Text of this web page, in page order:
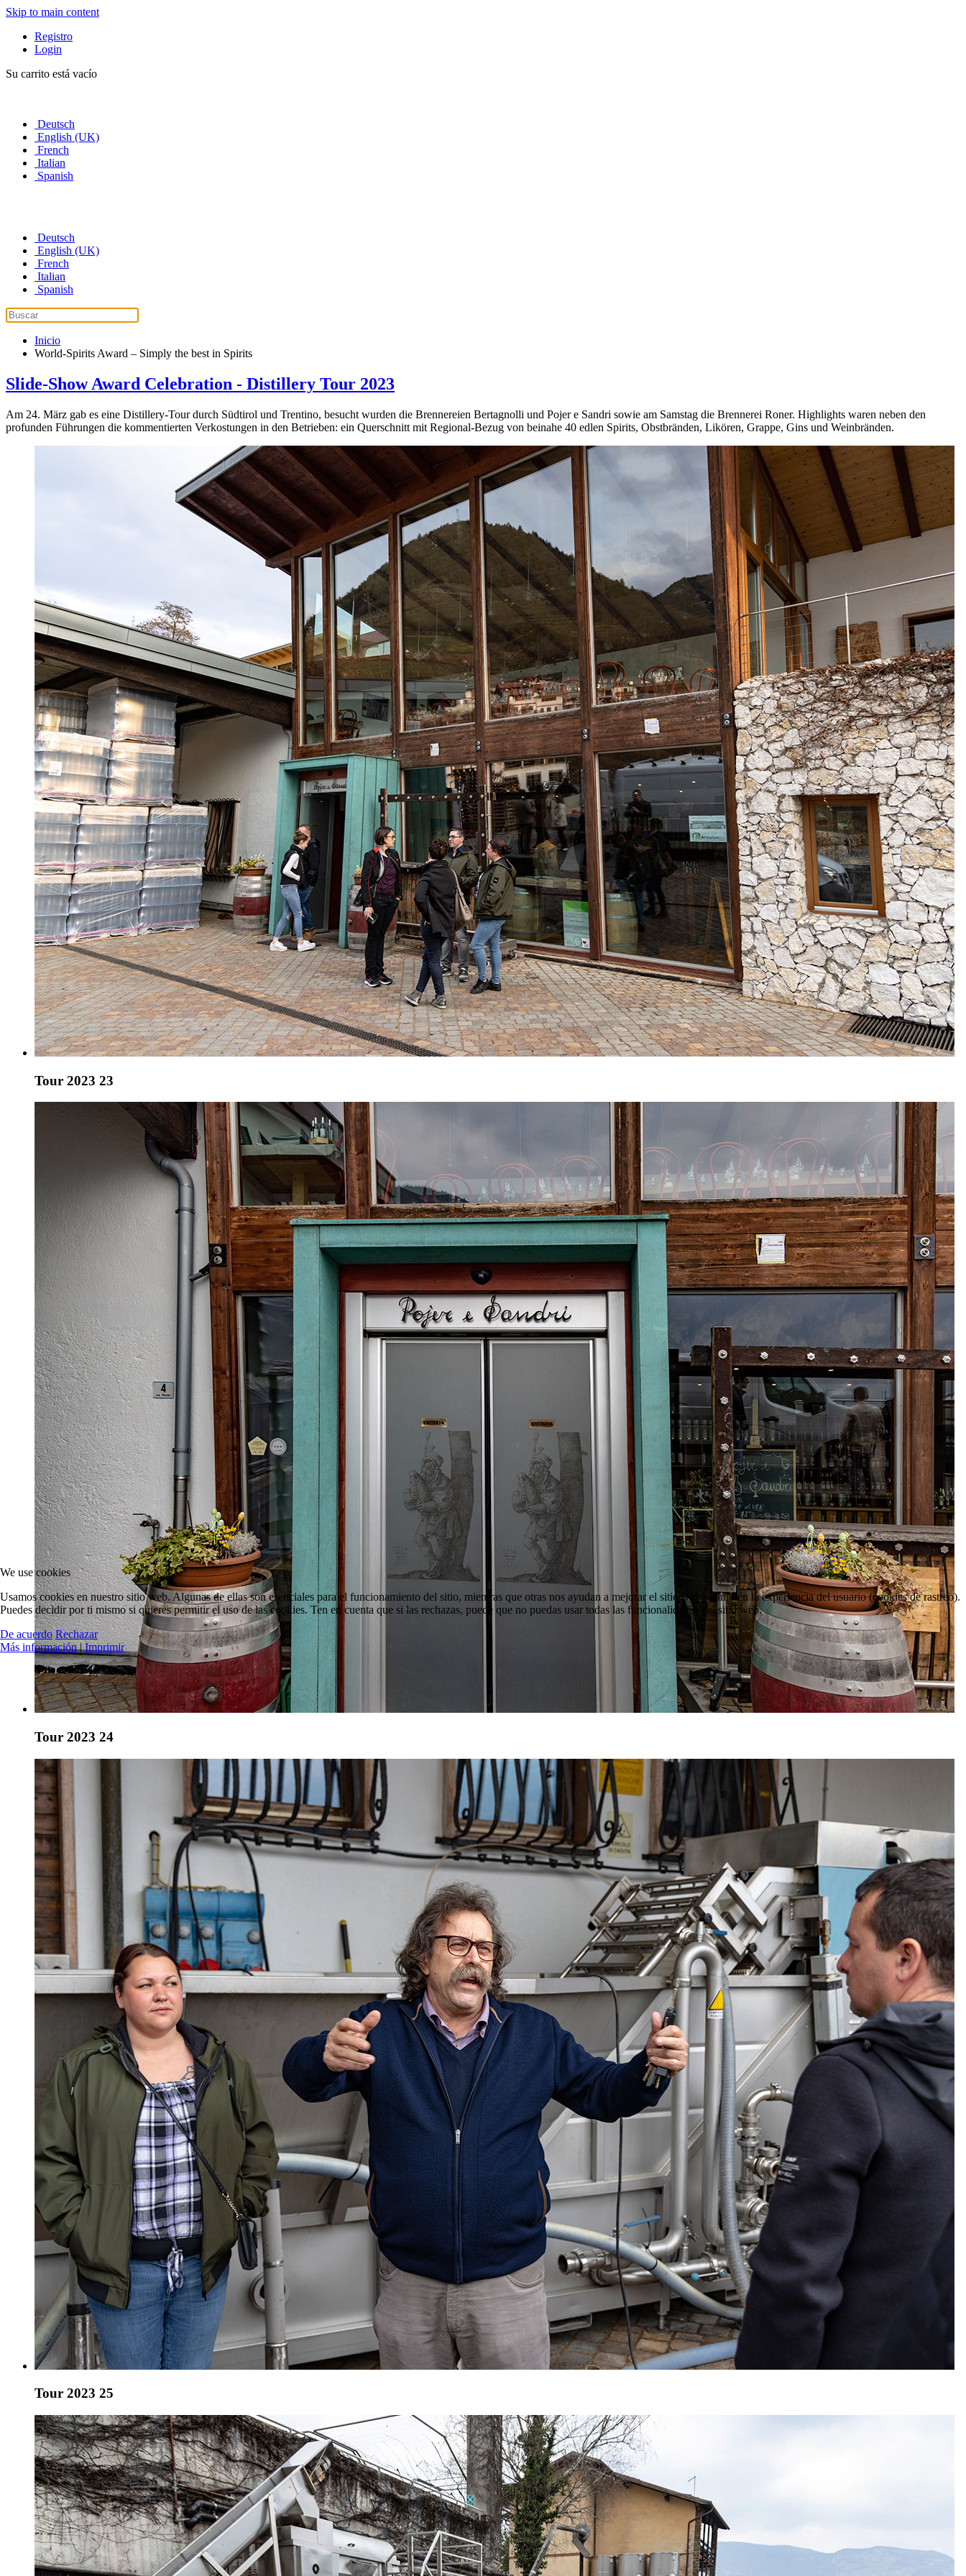
Skip to main content
Registro
Login
Su carrito está vacío
Deutsch
English (UK)
French
Italian
Spanish
Deutsch
English (UK)
French
Italian
Spanish
Inicio
World-Spirits Award – Simply the best in Spirits
Slide-Show Award Celebration - Distillery Tour 2023
Am 24. März gab es eine Distillery-Tour durch Südtirol und Trentino, besucht wurden die Brennereien Bertagnolli und Pojer e Sandri sowie am Samstag die Brennerei Roner. Highlights waren neben den
profunden Führungen die kommentierten Verkostungen in den Betrieben: ein Querschnitt mit Regional-Bezug von beinahe 40 edlen Spirits, Obstbränden, Likören, Grappe, Gins und Weinbränden.
Tour 2023 23
Tour 2023 24
Tour 2023 25
We use cookies
Usamos cookies en nuestro sitio web. Algunas de ellas son esenciales para el funcionamiento del sitio, mientras que otras nos ayudan a mejorar el sitio web y también la experiencia del usuario (cookies de rastreo).
Puedes decidir por ti mismo si quieres permitir el uso de las cookies. Ten en cuenta que si las rechazas, puede que no puedas usar todas las funcionalidades del sitio web.
De acuerdo Rechazar
Más información|Imprimir